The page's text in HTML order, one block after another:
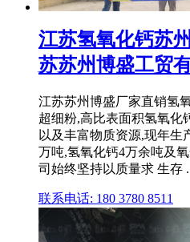
江苏氢氧化钙苏
苏苏州博盛工贸
江苏苏州博盛厂家直销氢
超细粉,高比表面积氢氧化
以及丰富物质资源,现年生
万吨,氢氧化钙4万余吨及
司始终坚持以质量求 生存
联系电话: 180 3780 8511